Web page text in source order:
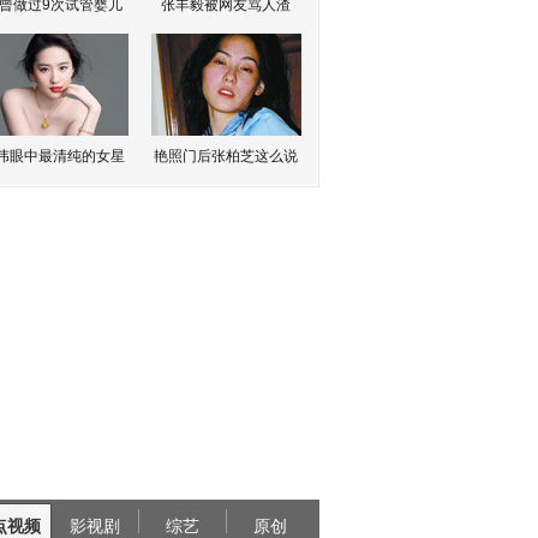
做过9次试管婴儿 张丰毅被网友骂人渣
眼中最清纯的女星 艳照门后张柏芝这么说
视频 影视剧 综艺 原创